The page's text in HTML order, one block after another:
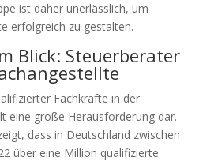
ist daher unerlässlich, um
erfolgreich zu gestalten.
Blick: Steuerberater
Fachkräfte in der
eine große Herausforderung dar.
dass in Deutschland zwischen
über eine Million qualifizierte